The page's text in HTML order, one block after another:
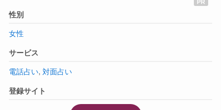
性別
女性
サービス
電話占い, 対面占い
登録サイト